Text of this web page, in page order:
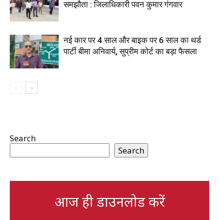
समझौता : जिलाधिकारी पवन कुमार गंगवार
नई कार पर 4 साल और बाइक पर 6 साल का थर्ड
पार्टी बीमा अनिवार्य, सुप्रीम कोर्ट का बड़ा फैसला
Search
Search
आज ही डाउनलोड करें